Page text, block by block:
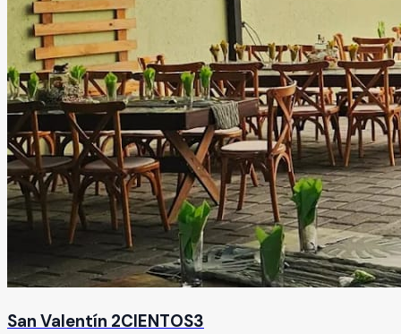
San Valentín 2CIENTOS3